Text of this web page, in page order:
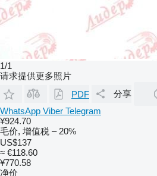
1/1
请求提供更多照片
PDF
分享
WhatsApp Viber Telegram
¥924.70
毛价, 增值税 – 20%
US$137
≈ €118.60
¥770.58
净价